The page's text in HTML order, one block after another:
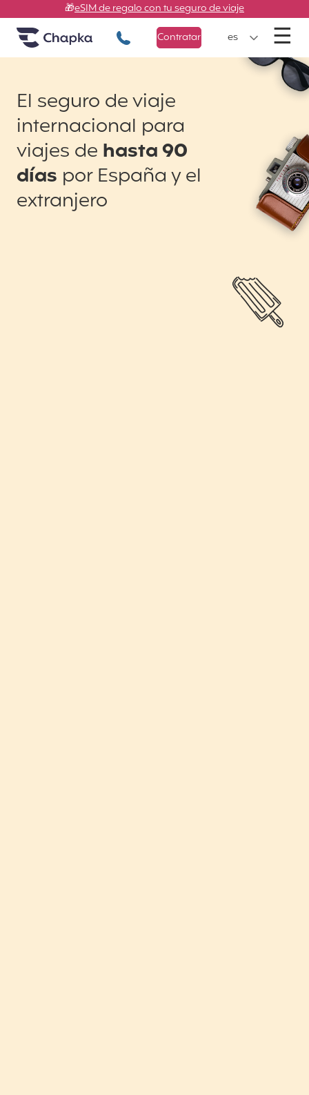
Ir directamente al contenido
Chapka Seguros de viaje
🎁eSIM de regalo con tu seguro de viaje
+34 900 805 947
Contratar es ☰
El seguro de viaje
internacional para
viajes de hasta 90
días por España y el
extranjero